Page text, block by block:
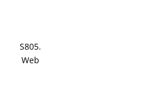
S805.
Web